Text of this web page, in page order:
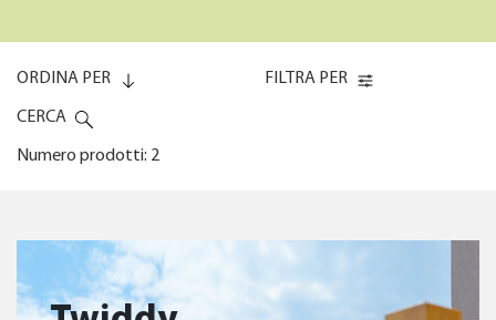
ORDINA PER
FILTRA PER
CERCA
Numero prodotti: 2
Codice (0-9)
Codice (9-0)
FREQUENZA D’USO